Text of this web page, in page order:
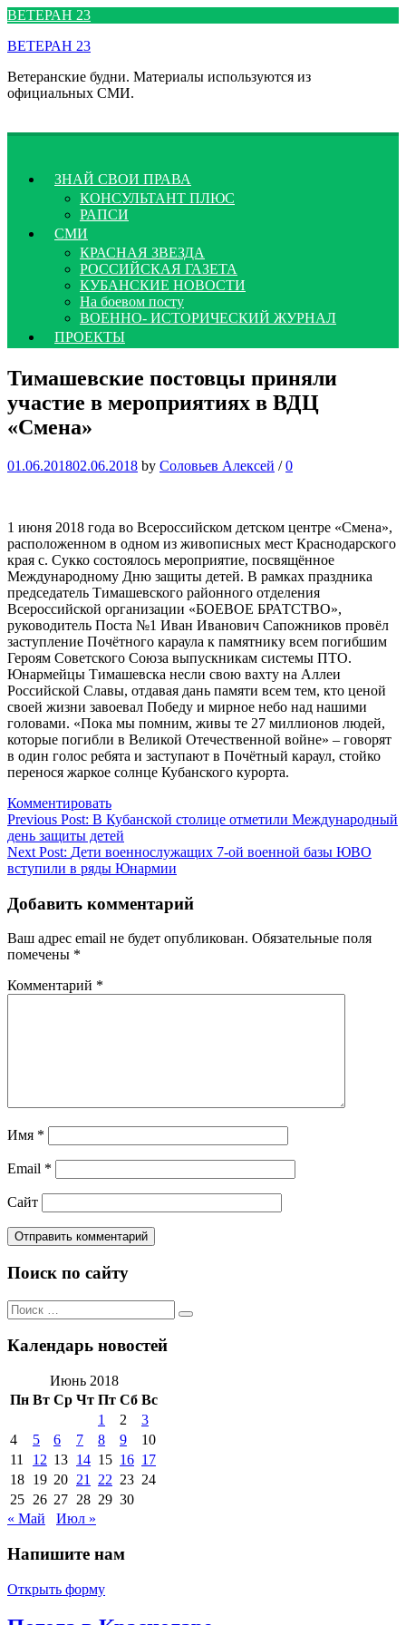
Перейти
содержимому
ВЕТЕРАН 23
ВЕТЕРАН 23
Ветеранские будни. Материалы используются из
официальных СМИ.
ЗНАЙ СВОИ ПРАВА
КОНСУЛЬТАНТ ПЛЮС
РАПСИ
СМИ
КРАСНАЯ ЗВЕЗДА
РОССИЙСКАЯ ГАЗЕТА
КУБАНСКИЕ НОВОСТИ
На боевом посту
ВОЕННО- ИСТОРИЧЕСКИЙ ЖУРНАЛ
ПРОЕКТЫ
Тимашевские постовцы приняли
участие в мероприятиях в ВДЦ
«Смена»
01.06.201802.06.2018 by Соловьев Алексей / 0
1 июня 2018 года во Всероссийском детском центре «Смена»,
расположенном в одном из живописных мест Краснодарского
края с. Сукко состоялось мероприятие, посвящённое
Международному Дню защиты детей. В рамках праздника
председатель Тимашевского районного отделения
Всероссийской организации «БОЕВОЕ БРАТСТВО»,
руководитель Поста №1 Иван Иванович Сапожников провёл
заступление Почётного караула к памятнику всем погибшим
Героям Советского Союза выпускникам системы ПТО.
Юнармейцы Тимашевска несли свою вахту на Аллеи
Российской Славы, отдавая дань памяти всем тем, кто ценой
своей жизни завоевал Победу и мирное небо над нашими
головами. «Пока мы помним, живы те 27 миллионов людей,
которые погибли в Великой Отечественной войне» – говорят
в один голос ребята и заступают в Почётный караул, стойко
перенося жаркое солнце Кубанского курорта.
Комментировать
Навигация
по
записям
Previous Post: В Кубанской столице отметили Международный
день защиты детей
Next Post: Дети военнослужащих 7-ой военной базы ЮВО
вступили в ряды Юнармии
Добавить комментарий
Ваш адрес email не будет опубликован. Обязательные поля
помечены *
Комментарий *
Имя *
Email *
Сайт
Поиск по сайту
Поиск
по:
Поиск
Календарь новостей
Июнь 2018
Пн Вт Ср Чт Пт Сб Вс
1
2
3
4
5 6 7 8 9
10
11
12 13 14 15 16 17
18 19 20 21 22 23 24
25 26 27 28 29 30
« Май
Июл »
Напишите нам
Открыть форму